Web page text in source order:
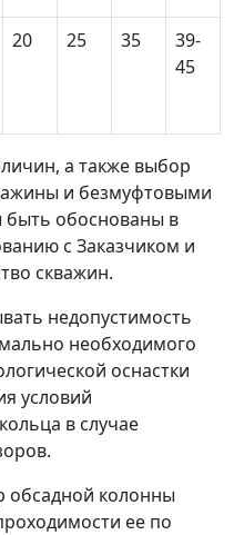
20 25 35
39-
45
а также выбор
и безмуфтовыми
обоснованы в
с Заказчиком и
скважин.
недопустимость
необходимого
оснастки
условий
в случае
колонны
ее по